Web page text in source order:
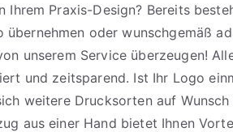
Ihrem Praxis-Design? Bereits
übernehmen oder wunschgemäß
unserem Service überzeugen!
und zeitsparend. Ist Ihr Logo
weitere Drucksorten auf
aus einer Hand bietet Ihnen